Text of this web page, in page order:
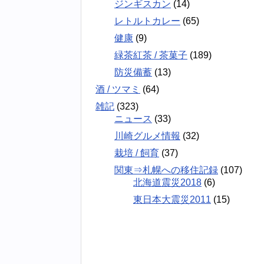
ジンギスカン (14)
レトルトカレー (65)
健康 (9)
緑茶紅茶 / 茶菓子 (189)
防災備蓄 (13)
酒 / ツマミ (64)
雑記 (323)
ニュース (33)
川崎グルメ情報 (32)
栽培 / 飼育 (37)
関東⇒札幌への移住記録 (107)
北海道震災2018 (6)
東日本大震災2011 (15)